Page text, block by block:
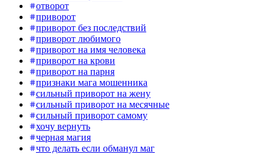
отворот
приворот
приворот без последствий
приворот любимого
приворот на имя человека
приворот на крови
приворот на парня
признаки мага мошенника
сильный приворот на жену
сильный приворот на месячные
сильный приворот самому
хочу вернуть
черная магия
что делать если обманул маг